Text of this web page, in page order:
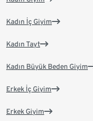
Kadın İç Giyim
Kadın Tayt
Kadın Büyük Beden Giyim
Erkek İç Giyim
Erkek Giyim